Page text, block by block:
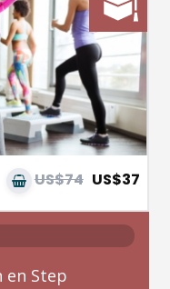
US$74 US$37
en Step